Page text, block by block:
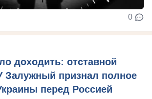
0
доходить: отставной
Залужный признал полное
перед Россией